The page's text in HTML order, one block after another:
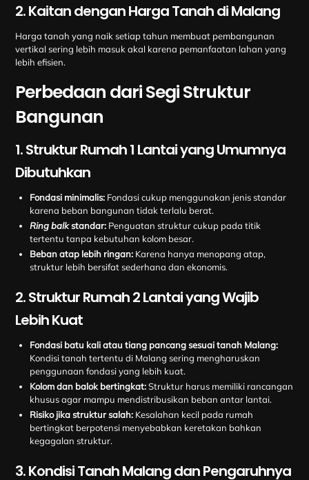
2. Kaitan dengan Harga Tanah di Malang
Harga tanah yang naik setiap tahun membuat pembangunan
vertikal sering lebih masuk akal karena pemanfaatan lahan yang
lebih efisien.
Perbedaan dari Segi Struktur
Bangunan
1. Struktur Rumah 1 Lantai yang Umumnya
Dibutuhkan
Fondasi minimalis: Fondasi cukup menggunakan jenis standar
karena beban bangunan tidak terlalu berat.
Ring balkstandar: Penguatan struktur cukup pada titik
tertentu tanpa kebutuhan kolom besar.
Beban atap lebih ringan: Karena hanya menopang atap,
struktur lebih bersifat sederhana dan ekonomis.
2. Struktur Rumah 2 Lantai yang Wajib
Lebih Kuat
Fondasi batu kali atau tiang pancang sesuai tanah Malang:
Kondisi tanah tertentu di Malang sering mengharuskan
penggunaan fondasi yang lebih kuat.
Kolom dan balok bertingkat:Struktur harus memiliki rancangan
khusus agar mampu mendistribusikan beban antar lantai.
Risiko jika struktur salah: Kesalahan kecil pada rumah
bertingkat berpotensi menyebabkan keretakan bahkan
kegagalan struktur.
3. Kondisi Tanah Malang dan Pengaruhnya